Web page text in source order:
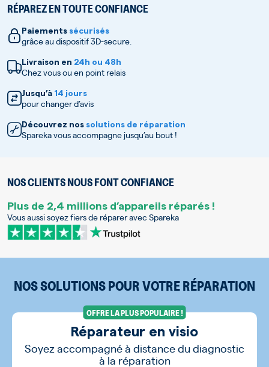
RÉPAREZ EN TOUTE CONFIANCE
Paiements sécurisés
grâce au dispositif 3D-secure.
Livraison en 24h ou 48h
Chez vous ou en point relais
Jusqu’à 14 jours
pour changer d’avis
Découvrez nos solutions de réparation
Spareka vous accompagne jusqu’au bout !
NOS CLIENTS NOUS FONT CONFIANCE
Plus de 2,4 millions d’appareils réparés !
Vous aussi soyez fiers de réparer avec Spareka
NOS SOLUTIONS POUR VOTRE RÉPARATION
OFFRE LA PLUS POPULAIRE !
Réparateur en visio
Soyez accompagné à distance du diagnostic
à la réparation